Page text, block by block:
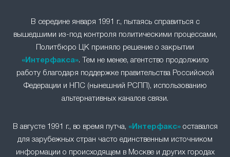
В середине января 1991 г., пытаясь справиться с
вышедшими из-под контроля политическими процессами,
Политбюро ЦК приняло решение о закрытии
«Интерфакса». Тем не менее, агентство продолжило
работу благодаря поддержке правительства Российской
Федерации и НПС (нынешний РСПП), использованию
альтернативных каналов связи.
В августе 1991 г., во время путча, «Интерфакс»оставался
для зарубежных стран часто единственным источником
информации о происходящем в Москве и других городах